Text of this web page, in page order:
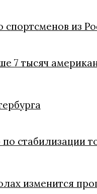
из
7 тысяч
стабилизации
изменится